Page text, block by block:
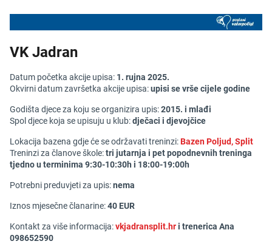
VK Jadran
Datum početka akcije upisa: 1. rujna 2025.
Okvirni datum završetka akcije upisa:upisi se vrše cijele godine
Godišta djece za koju se organizira upis:2015. i mlađi
Spol djece koja se upisuju u klub:dječaci i djevojčice
Lokacija bazena gdje će se održavati treninzi:Bazen Poljud, Split
Treninzi za članove škole:tri jutarnja i pet popodnevnih treninga
tjedno u terminima 9:30-10:30h i 18:00-19:00h
Potrebni preduvjeti za upis:nema
Iznos mjesečne članarine:40 EUR
Kontakt za više informacija:vkjadransplit.hri trenerica Ana
098652590